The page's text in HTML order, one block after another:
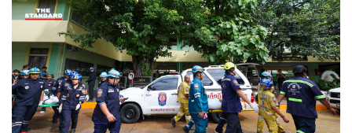
วิธีการลงทะเบียนรับสิทธิรอบใหม่